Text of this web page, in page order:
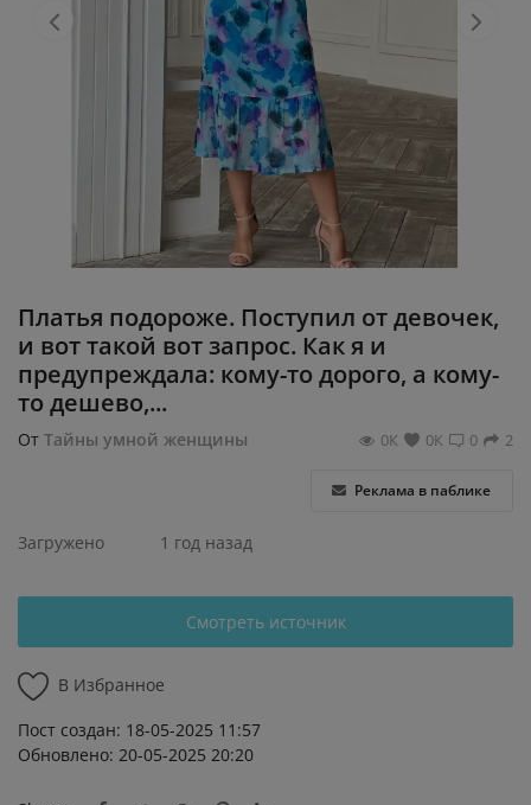
О рейтинге
Платья подороже. Поступил от девочек,
и вот такой вот запрос. Как я и
предупреждала: кому-то дорого, а кому-
то дешево,...
От Тайны умной женщины 2
0
0К
0К
Реклама в паблике
Загружено 1 год назад
Смотреть источник
В Избранное
Пост создан: 18-05-2025 11:57
Обновлено: 20-05-2025 20:20